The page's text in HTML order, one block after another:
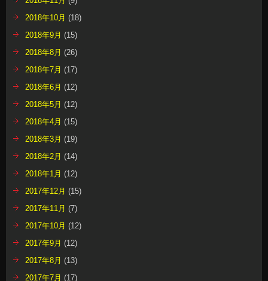
2018年10月 (18)
2018年9月 (15)
2018年8月 (26)
2018年7月 (17)
2018年6月 (12)
2018年5月 (12)
2018年4月 (15)
2018年3月 (19)
2018年2月 (14)
2018年1月 (12)
2017年12月 (15)
2017年11月 (7)
2017年10月 (12)
2017年9月 (12)
2017年8月 (13)
2017年7月 (17)